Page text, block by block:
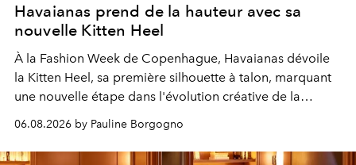
Havaianas prend de la hauteur avec sa
nouvelle Kitten Heel
À la Fashion Week de Copenhague, Havaianas dévoile
la Kitten Heel, sa première silhouette à talon, marquant
une nouvelle étape dans l'évolution créative de la
06.08.2026 by Pauline Borgogno